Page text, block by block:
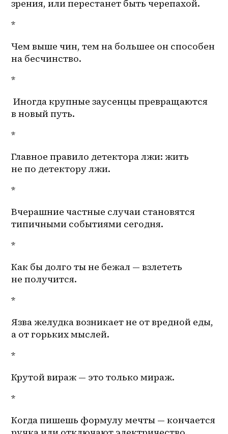
зрения, или перестанет быть черепахой.
*
Чем выше чин, тем на большее он способен
на бесчинство.
*
Иногда крупные заусенцы превращаются
в новый путь.
*
Главное правило детектора лжи: жить
не по детектору лжи.
*
Вчерашние частные случаи становятся
типичными событиями сегодня.
*
Как бы долго ты не бежал — взлететь
не получится.
*
Язва желудка возникает не от вредной еды,
а от горьких мыслей.
*
Крутой вираж — это только мираж.
*
Когда пишешь формулу мечты — кончается